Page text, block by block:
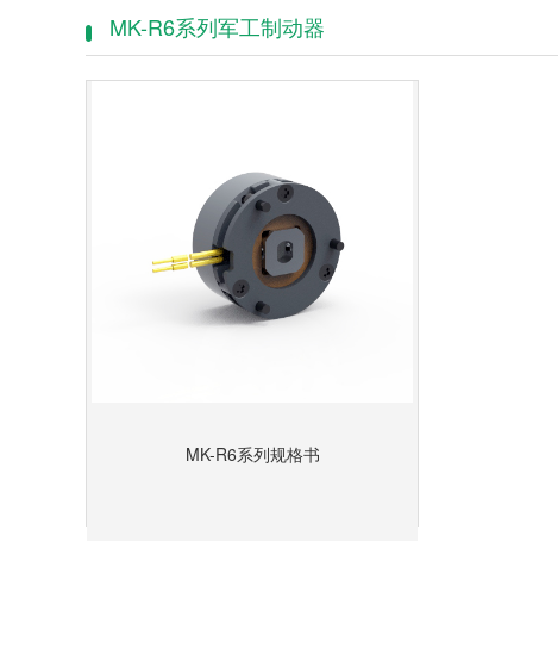
MK-R6系列军工制动器
MK-R6系列规格书